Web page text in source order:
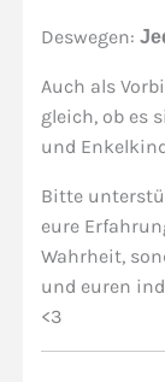
Deswegen:
Auch als
gleich, ob es
und
Bitte
eure
Wahrheit,
und euren
<3